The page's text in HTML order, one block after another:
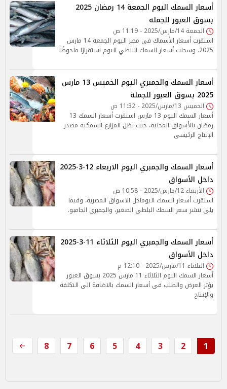
أسعار السمك اليوم الجمعة 14 رمضان 2025
بسوق العبور للجمله
الجمعة 14/مارس/2025 - 11:19 ص
استقرت أسعار الأسماك في مصر اليوم الجمعة 14 مارس
2025. وسجلت أسعار السمك البلطي اليوم استقرارًا ملحوظًا
أسعار السمك والجمبري اليوم الخميس 13 مارس
2025 بسوق العبور للجملة
الخميس 13/مارس/2025 - 11:32 ص
أسعار السمك اليوم 13 مارس استقرت أسعار السمك 13
رمضان بالأسواق المحلية، حيث تظل المزارع السمكية مصدر
الإنتاج الرئيسى
أسعار السمك والجمبري اليوم الاربعاء 12-3-2025
داخل الأسواق
الأربعاء 12/مارس/2025 - 10:58 ص
استقرت أسعار السمك اليوماخل الاسواق المصرية، وفيما
يلي ننشر سعر السمك البلطي الصغير، والجمبري الجامبو.
أسعار السمك والجمبري اليوم الثلاثاء 11-3-2025
داخل الأسواق
الثلاثاء 11/مارس/2025 - 12:10 م
أسعار السمك اليوم الثلاثاء 11 مارس 2025 بسوق العبور
يؤثر العرض والطلب فى أسعار السمك بالاضافة الى التكلفة
والإنتاج
1
2
3
4
5
6
7
8